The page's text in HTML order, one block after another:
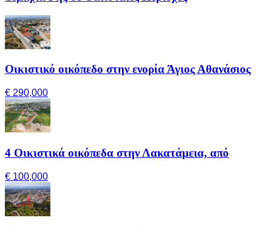
Οικιστικό οικόπεδο στην ενορία Άγιος Αθανάσιος
€ 290,000
4 Οικιστικά οικόπεδα στην Λακατάμεια, από
€ 100,000